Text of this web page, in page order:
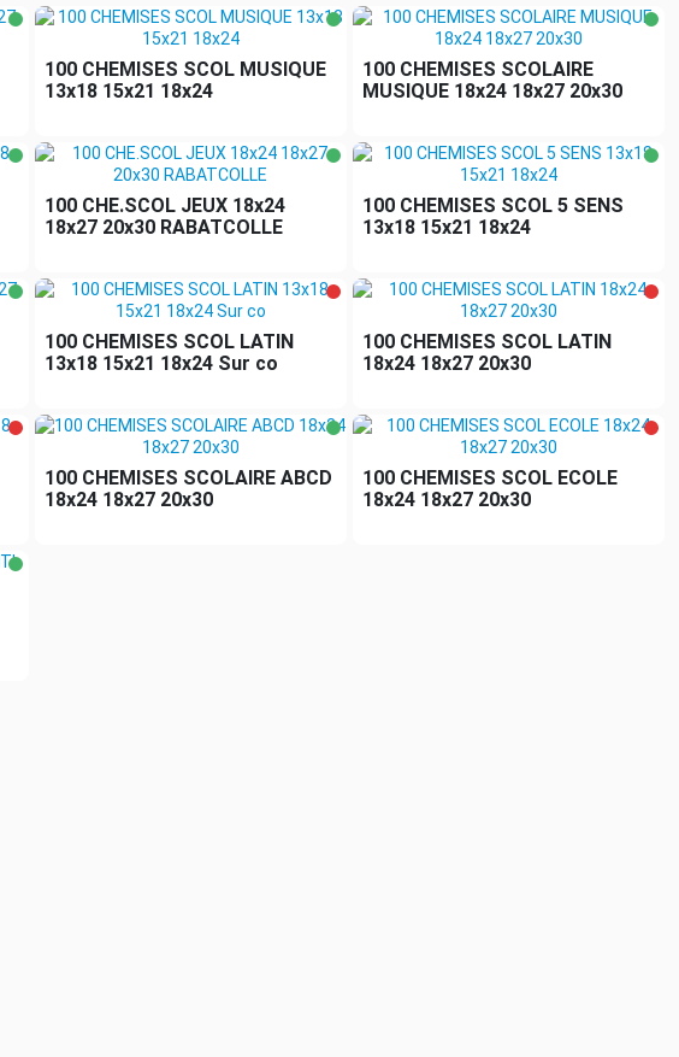
100 CHEMISES SCOL MUSIQUE
13x18 15x21 18x24
100 CHEMISES SCOLAIRE
MUSIQUE 18x24 18x27 20x30
100 CHE.SCOL JEUX 18x24
18x27 20x30 RABATCOLLE
100 CHEMISES SCOL 5 SENS
13x18 15x21 18x24
100 CHEMISES SCOL LATIN
13x18 15x21 18x24 Sur co
100 CHEMISES SCOL LATIN
18x24 18x27 20x30
100 CHEMISES SCOLAIRE ABCD
18x24 18x27 20x30
100 CHEMISES SCOL ECOLE
18x24 18x27 20x30